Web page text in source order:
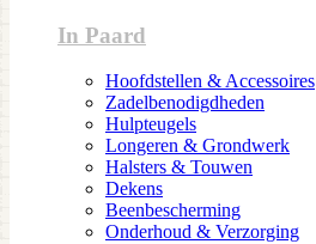
In Paard
Hoofdstellen & Accessoires
Zadelbenodigdheden
Hulpteugels
Longeren & Grondwerk
Halsters & Touwen
Dekens
Beenbescherming
Onderhoud & Verzorging